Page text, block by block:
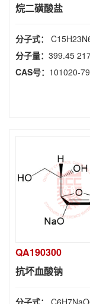
烷二磺酸盐
分子式：
分子量： 399.45
CAS号： 101020-
QA190300
抗坏血酸钠
分子式：